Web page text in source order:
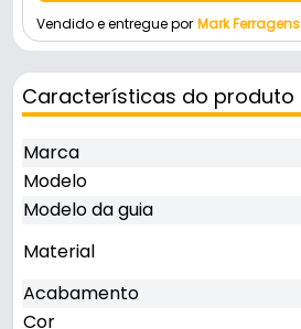
Vendido e entregue por Mark Ferragens
Características do produto
Marca
Modelo
Modelo da guia
Material
Acabamento
Cor